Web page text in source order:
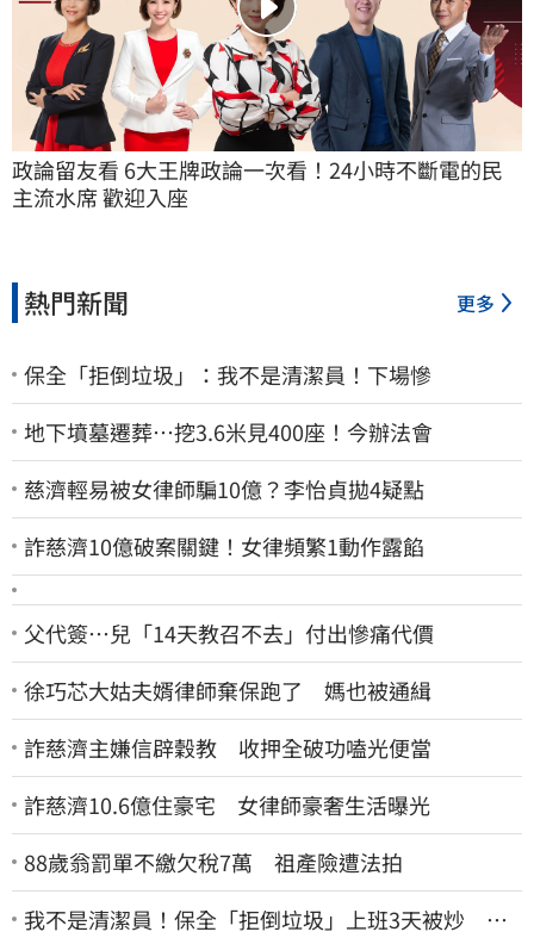
政論留友看 6大王牌政論一次看！24小時不斷電的民
主流水席 歡迎入座
熱門新聞 更多
保全「拒倒垃圾」：我不是清潔員！下場慘
地下墳墓遷葬…挖3.6米見400座！今辦法會
慈濟輕易被女律師騙10億？李怡貞拋4疑點
詐慈濟10億破案關鍵！女律頻繁1動作露餡
父代簽…兒「14天教召不去」付出慘痛代價
徐巧芯大姑夫婿律師棄保跑了 媽也被通緝
詐慈濟主嫌信辟穀教 收押全破功嗑光便當
詐慈濟10.6億住豪宅 女律師豪奢生活曝光
88歲翁罰單不繳欠稅7萬 祖產險遭法拍
我不是清潔員！保全「拒倒垃圾」上班3天被炒 找